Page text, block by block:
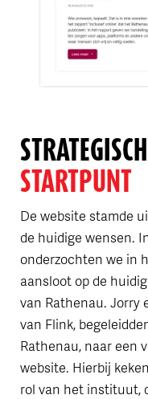
STARTPUNT
De website stamde
de huidige wensen.
onderzochten we in
aansloot op de
van Rathenau. Jorry
van Flink,
Rathenau, naar een
website. Hierbij
rol van het instituut,